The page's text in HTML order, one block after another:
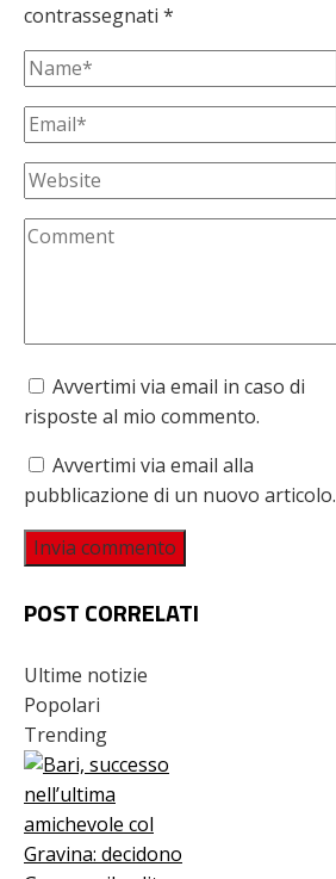
contrassegnati *
Avvertimi via email in caso di
risposte al mio commento.
Avvertimi via email alla
pubblicazione di un nuovo articolo.
POST CORRELATI
Ultime notizie
Popolari
Trending